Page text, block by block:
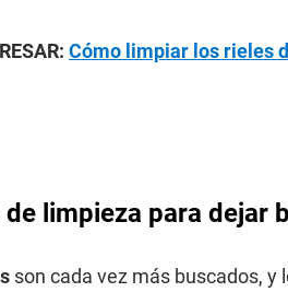
Cómo limpiar los rieles
limpieza para dejar
son cada vez más buscados, y